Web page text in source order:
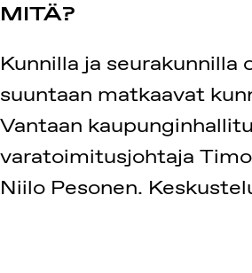
MITÄ?
Kunnilla ja
suuntaan matkaavat
Vantaan
varatoimitusjohtaja
Niilo Pesonen.